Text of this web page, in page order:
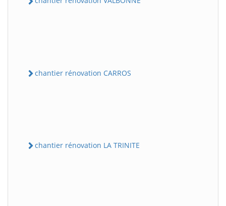
chantier rénovation CARROS
chantier rénovation LA TRINITE